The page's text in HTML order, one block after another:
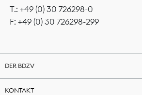
T.: +49 (0) 30 726298-0
F: +49 (0) 30 726298-299
DER BDZV
KONTAKT